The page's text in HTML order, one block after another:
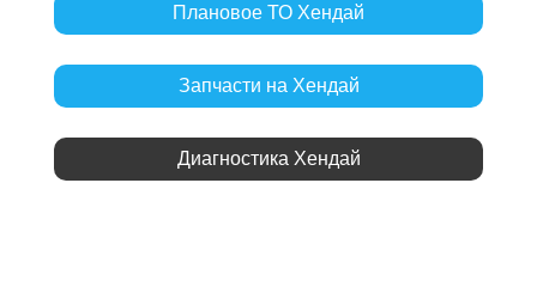
Плановое ТО Хендай
Запчасти на Хендай
Диагностика Хендай